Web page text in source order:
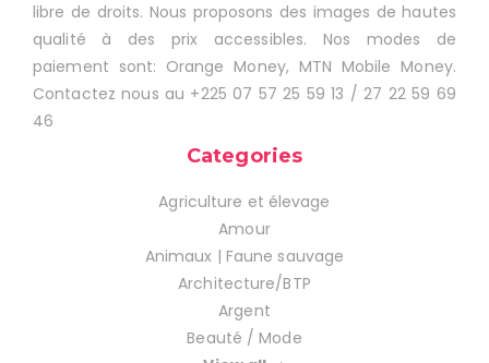
libre de droits. Nous proposons des images de hautes
qualité à des prix accessibles. Nos modes de
paiement sont: Orange Money, MTN Mobile Money.
Contactez nous au +225 07 57 25 59 13 / 27 22 59 69
46
Categories
Agriculture et élevage
Amour
Animaux | Faune sauvage
Architecture/BTP
Argent
Beauté / Mode